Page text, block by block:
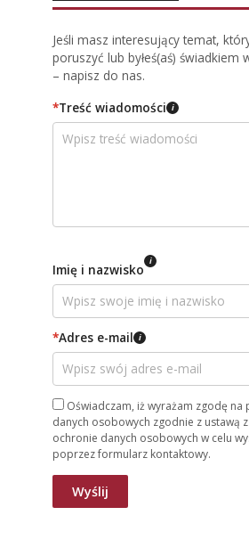
Jeśli masz interesujący temat,
poruszyć lub byłeś(aś) świadkiem
– napisz do nas.
*Treść wiadomości i
Imię i nazwisko i
*Adres e-mail i
Oświadczam, iż wyrażam zgodę na
danych osobowych zgodnie z ustawą
ochronie danych osobowych w celu
poprzez formularz kontaktowy.